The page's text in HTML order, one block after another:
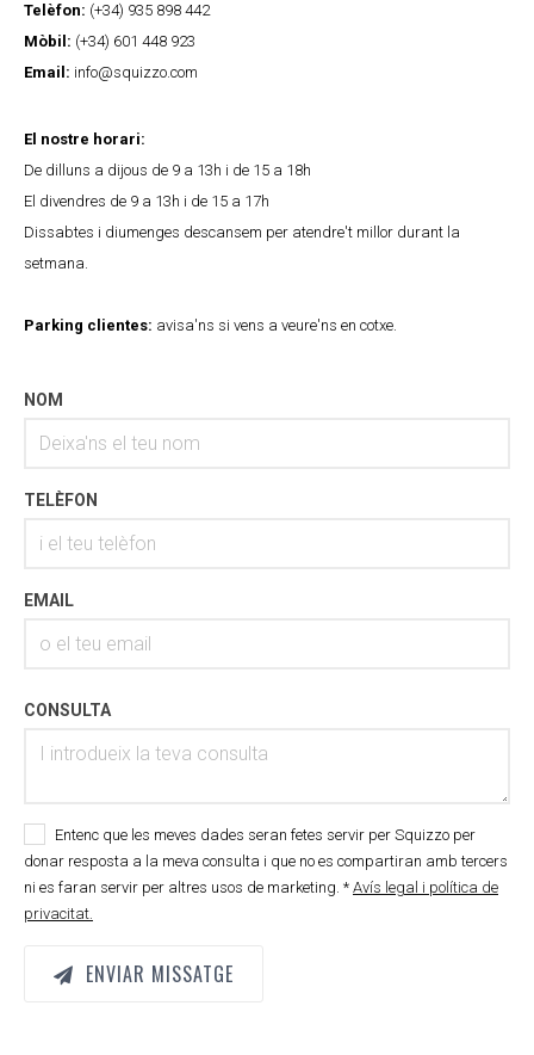
Telèfon: (+34) 935 898 442
Mòbil: (+34) 601 448 923
Email: info@squizzo.com
El nostre horari:
De dilluns a dijous de 9 a 13h i de 15 a 18h
El divendres de 9 a 13h i de 15 a 17h
Dissabtes i diumenges descansem per atendre't millor durant la
setmana.
Parking clientes: avisa'ns si vens a veure'ns en cotxe.
NOM
TELÈFON
EMAIL
CONSULTA
Entenc que les meves dades seran fetes servir per Squizzo per
donar resposta a la meva consulta i que no es compartiran amb tercers
ni es faran servir per altres usos de marketing. * Avís legal i política de
privacitat.
ENVIAR MISSATGE